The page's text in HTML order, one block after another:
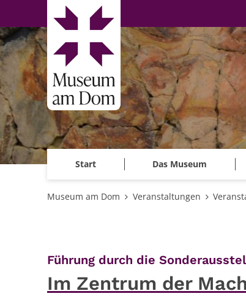
Zum Inhalt springen
Start Das Museum
Museum am Dom Veranstaltungen
Führung durch die
Im Zentrum der